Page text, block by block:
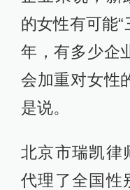
的女性有可能
年，有多少企
会加重对女性
是说。
北京市瑞凯律
代理了全国性